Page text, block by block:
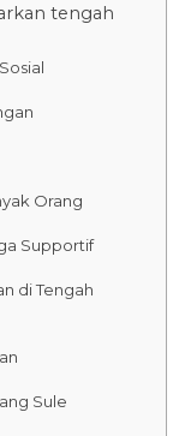
tengah
Orang
Supportif
di Tengah
Sule